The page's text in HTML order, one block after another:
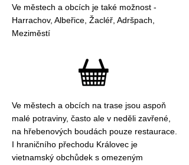
Ve městech a obcích je také možnost -
Harrachov, Albeřice, Žacléř, Adršpach,
Meziměstí
Ve městech a obcích na trase jsou aspoň
malé potraviny, často ale v neděli zavřené,
na hřebenových boudách pouze restaurace.
I hraničního přechodu Královec je
vietnamský obchůdek s omezeným